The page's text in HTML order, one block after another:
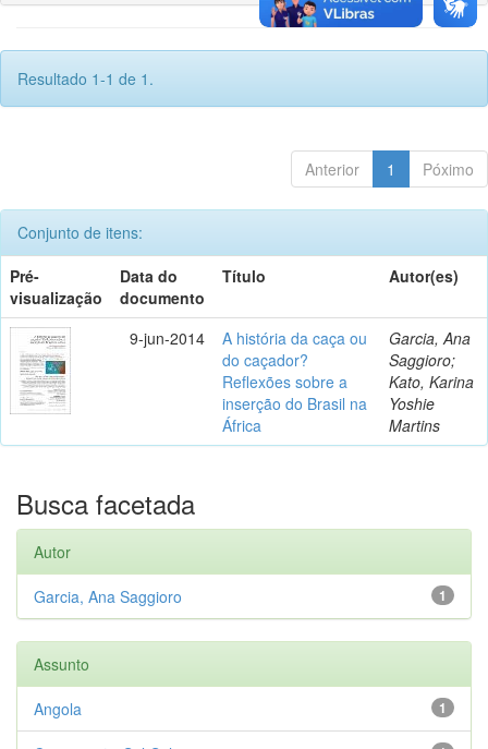
Resultado 1-1 de 1.
Anterior 1 Póximo
Conjunto de itens:
Pré-
visualização
Data do
documento
Título Autor(es)
9-jun-2014
A história da caça ou
do caçador?
Reflexões sobre a
inserção do Brasil na
África
Garcia, Ana
Saggioro;
Kato, Karina
Yoshie
Martins
Busca facetada
Autor
1
Garcia, Ana Saggioro
Assunto
1
Angola